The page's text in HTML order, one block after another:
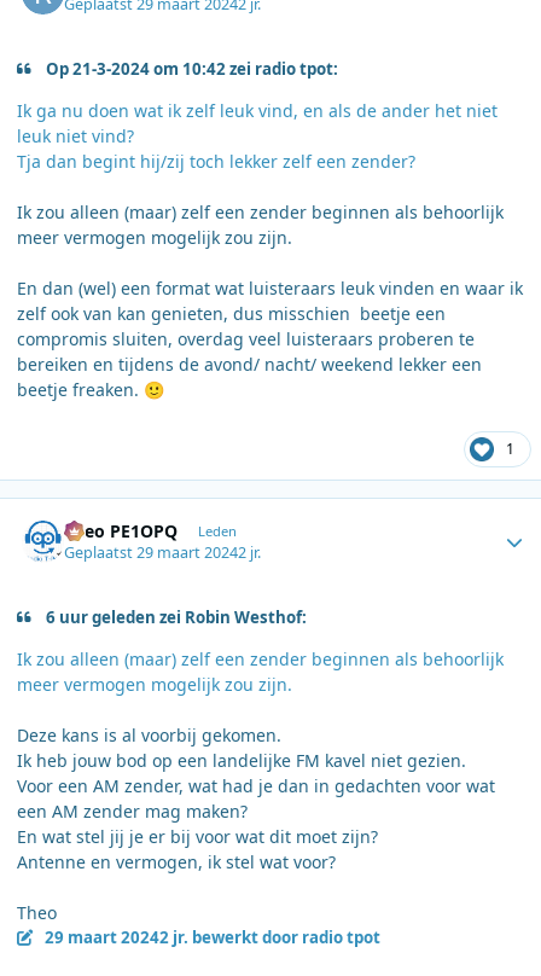
Geplaatst29 maart 20242 jr.
Op 21-3-2024 om 10:42 zei radio tpot:
Ik ga nu doen wat ik zelf leuk vind, en als de ander het niet
leuk niet vind?
Tja dan begint hij/zij toch lekker zelf een zender?
Ik zou alleen (maar) zelf een zender beginnen als behoorlijk
meer vermogen mogelijk zou zijn.
En dan (wel) een format wat luisteraars leuk vinden en waar ik
zelf ook van kan genieten, dus misschien beetje een
compromis sluiten, overdag veel luisteraars proberen te
bereiken en tijdens de avond/ nacht/ weekend lekker een
beetje freaken. 🙂
1
Theo PE1OPQ Leden
Geplaatst29 maart 20242 jr.
6 uur geleden zei Robin Westhof:
Ik zou alleen (maar) zelf een zender beginnen als behoorlijk
meer vermogen mogelijk zou zijn.
Deze kans is al voorbij gekomen.
Ik heb jouw bod op een landelijke FM kavel niet gezien.
Voor een AM zender, wat had je dan in gedachten voor wat
een AM zender mag maken?
En wat stel jij je er bij voor wat dit moet zijn?
Antenne en vermogen, ik stel wat voor?
Theo
29 maart 20242 jr. bewerkt door radio tpot